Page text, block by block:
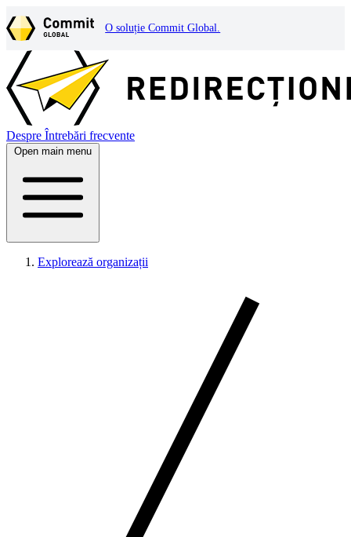
O soluție Commit Global.
Despre Întrebări frecvente
Open main menu
Explorează organizații